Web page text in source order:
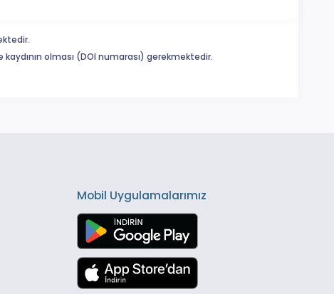
olması (DOI numarası) gerekmektedir.
Mobil Uygulamalarımız